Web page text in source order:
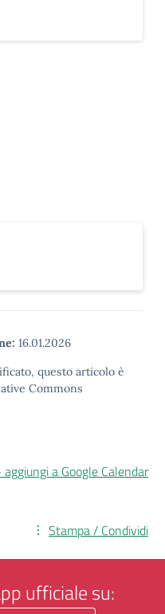
16.01.2026
questo articolo è
Commons
aggiungi a Google Calendar
Stampa / Condividi
ufficiale su: